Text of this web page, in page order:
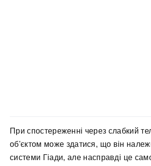
При спостереженні через слабкий
об'єктом може здатися, що він
системи Гіади, але насправді це